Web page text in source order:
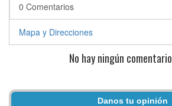
0 Comentarios
Mapa y Direcciones
No hay ningún
Danos tu opinión